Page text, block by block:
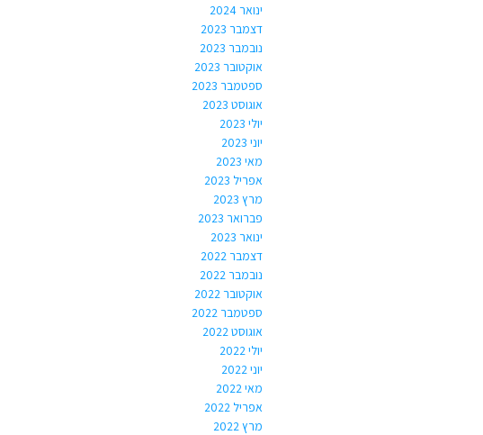
ינואר 2024
דצמבר 2023
נובמבר 2023
אוקטובר 2023
ספטמבר 2023
אוגוסט 2023
יולי 2023
יוני 2023
מאי 2023
אפריל 2023
מרץ 2023
פברואר 2023
ינואר 2023
דצמבר 2022
נובמבר 2022
אוקטובר 2022
ספטמבר 2022
אוגוסט 2022
יולי 2022
יוני 2022
מאי 2022
אפריל 2022
מרץ 2022